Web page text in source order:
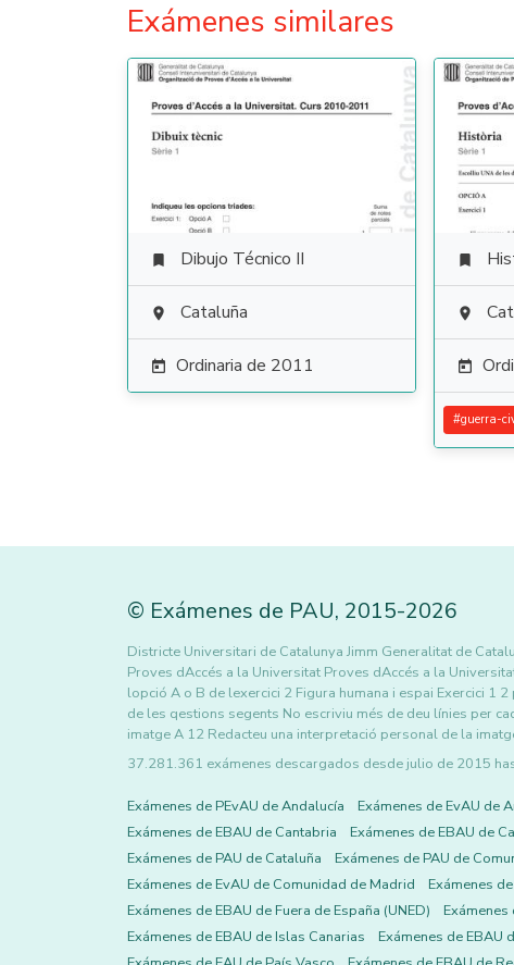
Exámenes similares
 Dibujo Técnico II
 Cataluña
 Ordinaria de 2011



#guerra-
© Exámenes de PAU, 2015-2026
Districte Universitari de Catalunya Jimm Generalitat de
Proves dAccés a la Universitat Proves dAccés a la
lopció A o B de lexercici 2 Figura humana i espai Exercici 1
de les qestions segents No escriviu més de deu línies per
imatge A 12 Redacteu una interpretació personal de la
37.281.361 exámenes descargados desde julio de 2015
Exámenes de PEvAU de Andalucía Exámenes de EvAU de
Exámenes de EBAU de Cantabria
Exámenes de EBAU de
Exámenes de PAU de Cataluña
Exámenes de PAU de
Exámenes de EvAU de Comunidad de Madrid
Exámenes
Exámenes de EBAU de Fuera de España (UNED)
Exámenes de EBAU de Islas Canarias
Exámenes de EBAU